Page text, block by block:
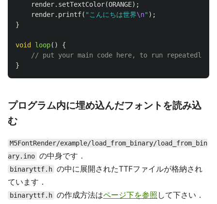
render. setTextColor(ORANGE);
render. printf( "こんにちは世界\n" );
}
void loop()
{
// put your main code here, to run repeatedly:
}
プログラム内に埋め込んだフォントを読み込
む
M5FontRender/example/load_from_binary/load_from_bin
ary.ino の中身です．
binaryttf.h の中に展開されたTTFファイルが格納され
ています．
binaryttf.h の作成方法はページ下を参照 して下さい．